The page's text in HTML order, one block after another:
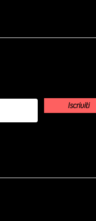
Iscriviti